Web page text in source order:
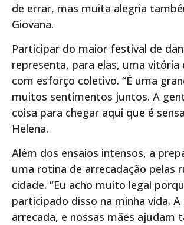
de errar, mas muita alegria
Giovana.
Participar do maior festival de
representa, para elas, uma vitória
com esforço coletivo. “É uma
muitos sentimentos juntos. A
coisa para chegar aqui que é
Helena.
Além dos ensaios intensos, a
uma rotina de arrecadação pelas
cidade. “Eu acho muito legal
participado disso na minha vida.
arrecada, e nossas mães ajudam